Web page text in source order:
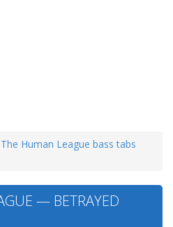
The Human League bass tabs
— BETRAYED